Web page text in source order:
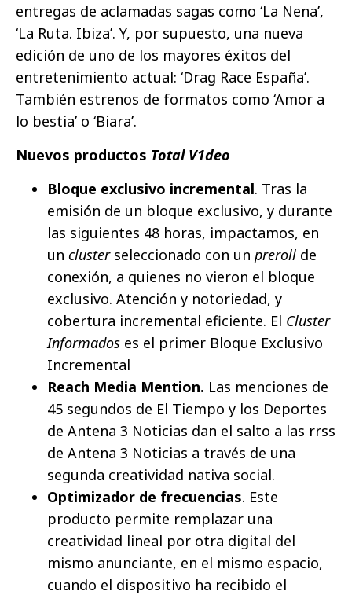
entregas de aclamadas sagas como ‘La Nena’,
‘La Ruta. Ibiza’. Y, por supuesto, una nueva
edición de uno de los mayores éxitos del
entretenimiento actual: ‘Drag Race España’.
También estrenos de formatos como ‘Amor a
lo bestia’ o ‘Biara’.
Nuevos productos Total V1deo
Bloque exclusivo incremental. Tras la
emisión de un bloque exclusivo, y durante
las siguientes 48 horas, impactamos, en
un clusterseleccionado con un preroll de
conexión, a quienes no vieron el bloque
exclusivo. Atención y notoriedad, y
cobertura incremental eficiente. El Cluster
Informados es el primer Bloque Exclusivo
Incremental
Reach Media Mention. Las menciones de
45 segundos de El Tiempo y los Deportes
de Antena 3 Noticias dan el salto a las rrss
de Antena 3 Noticias a través de una
segunda creatividad nativa social.
Optimizador de frecuencias. Este
producto permite remplazar una
creatividad lineal por otra digital del
mismo anunciante, en el mismo espacio,
cuando el dispositivo ha recibido el